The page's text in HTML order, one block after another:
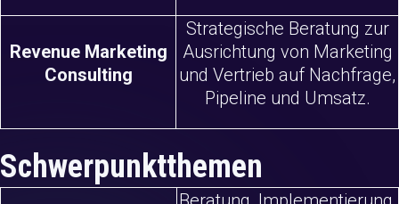
Revenue Marketing
Consulting
Strategische Beratung zur
Ausrichtung von Marketing
und Vertrieb auf Nachfrage,
Pipeline und Umsatz.
Schwerpunktthemen